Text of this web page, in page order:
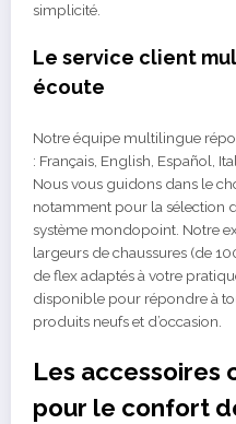
simplicité.
Le service client
écoute
Notre équipe multilingue
: Français, English, Español,
Nous vous guidons dans le
notamment pour la sélection
système mondopoint. Notre
largeurs de chaussures (de
de flex adaptés à votre
disponible pour répondre à
produits neufs et d’occasion.
Les accessoires
pour le confort